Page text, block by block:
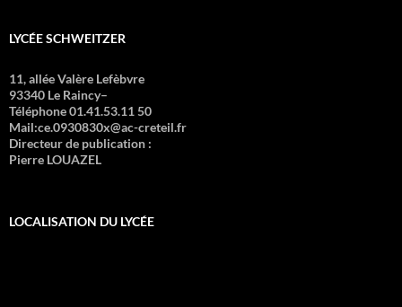
LYCÉE SCHWEITZER
11, allée Valère Lefèbvre
93340 Le Raincy–
Téléphone 01.41.53.11 50
Mail:ce.0930830x@ac-creteil.fr
Directeur de publication :
Pierre LOUAZEL
LOCALISATION DU LYCÉE